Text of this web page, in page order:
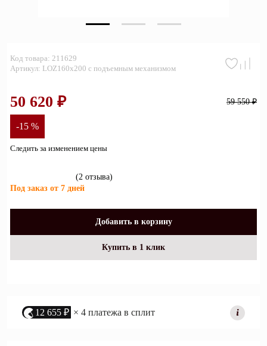
Декор
О нас
Наши салоны
Дизайнерам и архитекторам
Обратный звонок
Код товара: 211629
Артикул: LOZ160х200 с подъемным механизмом
59 550 ₽
50 620 ₽
-15 %
Следить за изменением цены
(2 отзывa)
Под заказ от 7 дней
Добавить в корзину
Купить в 1 клик
12 655 ₽ × 4 платежа в сплит